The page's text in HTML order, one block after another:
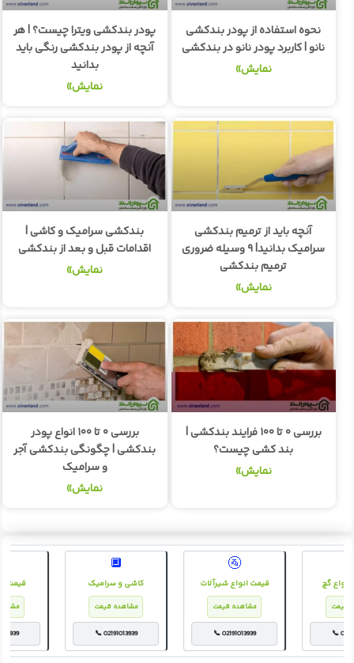
نحوه استفاده از پودر بندکشی
نانو | کاربرد پودر نانو در بندکشی
نمایش»
پودر بندکشی ویترا چیست؟ | هر
آنچه از پودر بندکشی رنگی باید
بدانید
نمایش»
آنچه باید از ترمیم بندکشی
سرامیک بدانید| ۹ وسیله ضروری
ترمیم بندکشی
نمایش»
بندکشی سرامیک و کاشی |
اقدامات قبل و بعد از بندکشی
نمایش»
بررسی ۰ تا ۱۰۰ فرایند بندکشی |
بند کشی چیست؟
نمایش»
بررسی ۰ تا ۱۰۰ انواع پودر
بندکشی | چگونگی بندکشی آجر
و سرامیک
نمایش»
🔲
کاشی و سرامیک
مشاهده قیمت
📞 02191013939
🚰
قیمت انواع شیرآلات
مشاهده قیمت
📞 02191013939
انواع گچ
قیمت
📞